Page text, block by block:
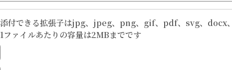
添付できる拡張子はjpg、jpeg、png、gif、pdf、svg、docx
1ファイルあたりの容量は2MBまでです